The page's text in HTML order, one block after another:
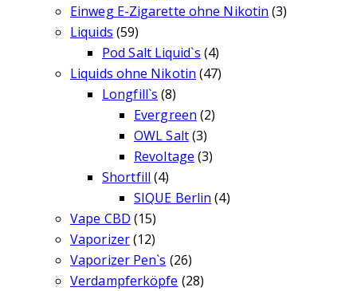
Einweg E-Zigarette ohne Nikotin (3)
Liquids (59)
Pod Salt Liquid`s (4)
Liquids ohne Nikotin (47)
Longfill`s (8)
Evergreen (2)
OWL Salt(3)
Revoltage (3)
Shortfill (4)
SIQUE Berlin (4)
Vape CBD (15)
Vaporizer(12)
Vaporizer Pen`s (26)
Verdampferköpfe (28)